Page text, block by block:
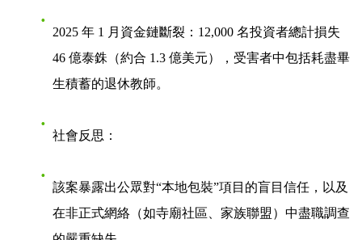
2025 年 1 月資金鏈斷裂：12,000 名投資者總計損失
46 億泰銖（約合 1.3 億美元），受害者中包括耗盡畢
生積蓄的退休教師。
社會反思 ：
該案暴露出公眾對“本地包裝”項目的盲目信任，以及
在非正式網絡（如寺廟社區、家族聯盟）中盡職調查